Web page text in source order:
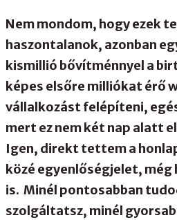
Nem mondom, hogy ezek
haszontalanok, azonban
kismillió bővítménnyel a
képes elsőre milliókat érő
vállalkozást felépíteni,
mert ez nem két nap alatt
Igen, direkt tettem a
közé egyenlőségjelet, még
is. Minél pontosabban
szolgáltatsz, minél